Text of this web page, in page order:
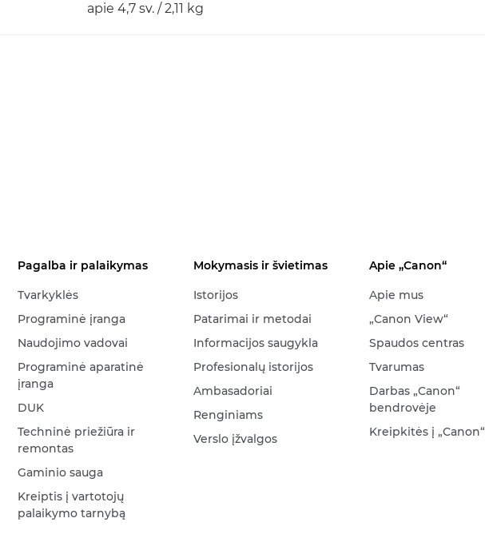
apie 4,7 sv. / 2,11 kg
Pagalba ir palaikymas
Tvarkyklės
Programinė įranga
Naudojimo vadovai
Programinė aparatinė
įranga
DUK
Techninė priežiūra ir
remontas
Gaminio sauga
Kreiptis į vartotojų
palaikymo tarnybą
Mokymasis ir švietimas
Istorijos
Patarimai ir metodai
Informacijos saugykla
Profesionalų istorijos
Ambasadoriai
Renginiams
Verslo įžvalgos
Apie „Canon“
Apie mus
„Canon View“
Spaudos centras
Tvarumas
Darbas „Canon“
bendrovėje
Kreipkitės į „Canon“